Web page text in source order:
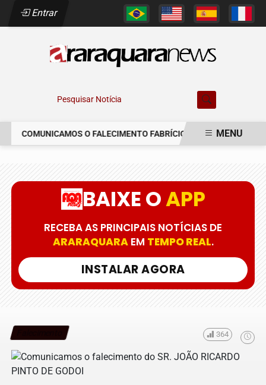
Entrar
Pesquisar Notícia
COMUNICAMOS O FALECIMENTO FABRÍCIO AUGUSTO FERREIRA
MENU
BAIXE OAPP
RECEBA AS PRINCIPAIS NOTÍCIAS DE
ARARAQUARAEM TEMPO REAL.
INSTALAR AGORA
364